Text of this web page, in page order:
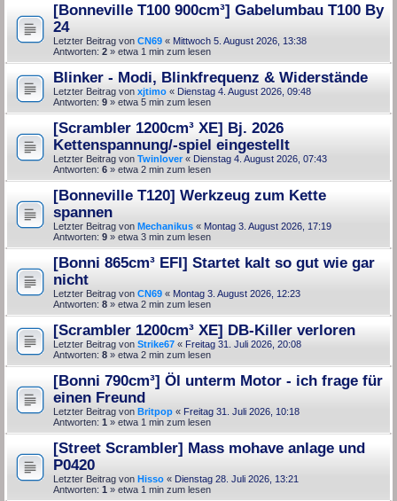
[Bonneville T100 900cm³] Gabelumbau T100 By
24
Letzter Beitrag von CN69 « Mittwoch 5. August 2026, 13:38
Antworten: 2 » etwa 1 min zum lesen
Blinker - Modi, Blinkfrequenz & Widerstände
Letzter Beitrag von xjtimo « Dienstag 4. August 2026, 09:48
Antworten: 9 » etwa 5 min zum lesen
[Scrambler 1200cm³ XE] Bj. 2026
Kettenspannung/-spiel eingestellt
Letzter Beitrag von Twinlover« Dienstag 4. August 2026, 07:43
Antworten: 6 » etwa 2 min zum lesen
[Bonneville T120] Werkzeug zum Kette
spannen
Letzter Beitrag von Mechanikus « Montag 3. August 2026, 17:19
Antworten: 9 » etwa 3 min zum lesen
[Bonni 865cm³ EFI] Startet kalt so gut wie gar
nicht
Letzter Beitrag von CN69 « Montag 3. August 2026, 12:23
Antworten: 8 » etwa 2 min zum lesen
[Scrambler 1200cm³ XE] DB-Killer verloren
Letzter Beitrag von Strike67 « Freitag 31. Juli 2026, 20:08
Antworten: 8 » etwa 2 min zum lesen
[Bonni 790cm³] Öl unterm Motor - ich frage für
einen Freund
Letzter Beitrag von Britpop « Freitag 31. Juli 2026, 10:18
Antworten: 1 » etwa 1 min zum lesen
[Street Scrambler] Mass mohave anlage und
P0420
Letzter Beitrag von Hisso « Dienstag 28. Juli 2026, 13:21
Antworten: 1 » etwa 1 min zum lesen